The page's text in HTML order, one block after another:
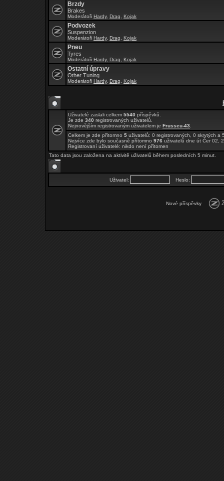
Brzdy
Brakes
Moderátoři Hardy, Drag Kojak
Podvozek
Suspenzion
Moderátoři Hardy, Drag Kojak
Pneu
Tyres
Moderátoři Hardy, Drag Kojak
Ostatní úpravy
Other Tuning
Moderátoři Hardy, Drag Kojak
Uživatelé zaslali celkem 5540 příspěvků.
Je zde 340 registrovaných uživatelů.
Nejnovějším registrovaným uživatelem je Frusseu-43
Celkem je zde přítomno 5 uživatelů: 0 registrovaných, 0 skrytých
Nejvíce zde bylo současně přítomno 976 uživatelů dne út Čer 02,
Registrovaní uživatelé: nikdo není přítomen
Tato data jsou založena na aktivitě uživatelů během posledních 5 minut.
Uživatel: Heslo:
Nové příspěvky